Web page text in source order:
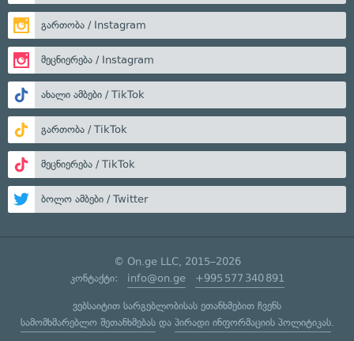
გართობა / Instagram
მეცნიერება / Instagram
ახალი ამბები / TikTok
გართობა / TikTok
მეცნიერება / TikTok
ბოლო ამბები / Twitter
© On.ge LLC, 2015–2026
კონტაქტი: info@on.ge +995 577 340 891
ვებსაიტით სარგებლობისას ეთანხმებით ჩვენს
სამომხმარებლო შეთანხმებასდა პირადი ინფორმაციის პოლიტიკას.